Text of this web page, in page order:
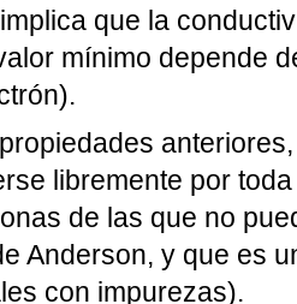
que la
mínimo depende
libremente por
de las que no
Anderson, y que es
con impurezas).